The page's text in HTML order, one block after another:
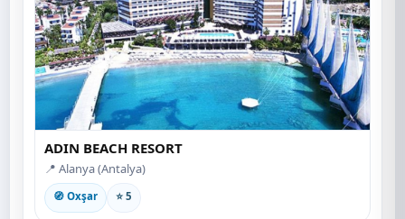
ADIN BEACH RESORT
📍 Alanya (Antalya)
🧭 Oxşar ⭐ 5